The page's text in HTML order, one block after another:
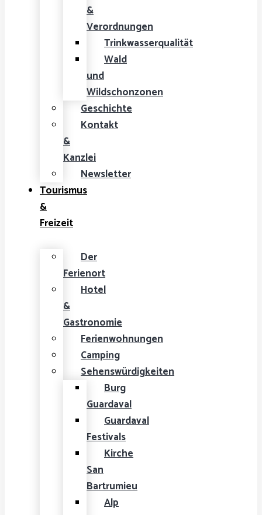
&
Verordnungen
Trinkwasserqualität
Wald
und
Wildschonzonen
Geschichte
Kontakt
&
Kanzlei
Newsletter
Tourismus
&
Freizeit
Der
Ferienort
Hotel
&
Gastronomie
Ferienwohnungen
Camping
Sehenswürdigkeiten
Burg
Guardaval
Guardaval
Festivals
Kirche
San
Bartrumieu
Alp